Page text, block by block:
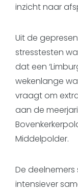
inzicht naar
Uit de
stresstesten
dat een
wekenlange
vraagt om
aan de
Middelpolder.
De
intensiever